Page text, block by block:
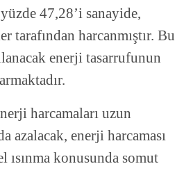
47,28’i sanayide,
tarafından harcanmıştır. Bu
enerji tasarrufunun
harcamaları uzun
azalacak, enerji harcaması
ısınma konusunda somut